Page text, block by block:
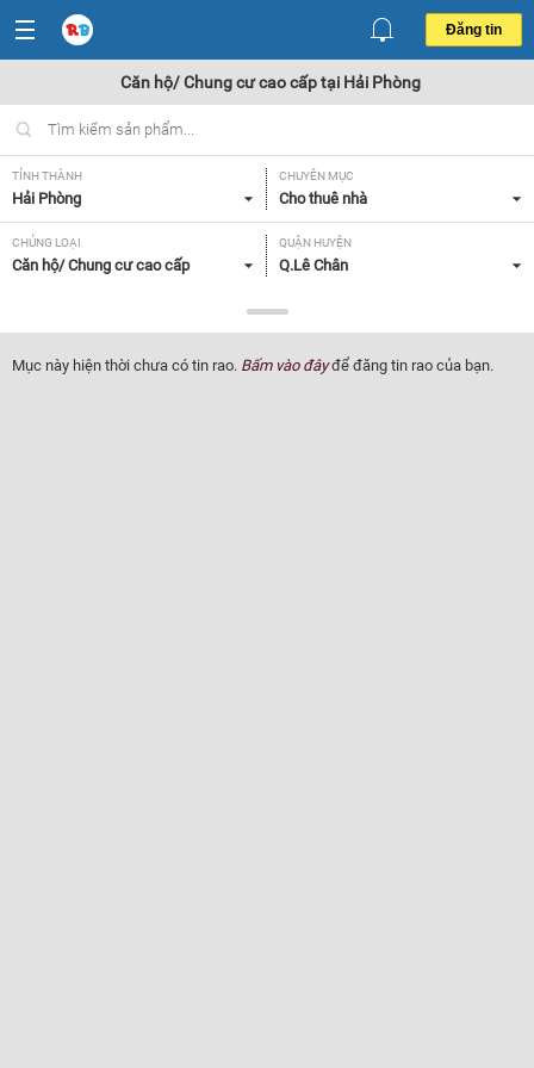
Đăng tin
Căn hộ/ Chung cư cao cấp tại Hải Phòng
TỈNH THÀNH
Hải Phòng
CHUYÊN MỤC
Cho thuê nhà
CHỦNG LOẠI
Căn hộ/ Chung cư cao cấp
QUẬN HUYỆN
Q.Lê Chân
Tất cả
DIỆN TÍCH
Tất cả
SỐ PHÒNG NGỦ ĐỒ DÙNG TRONG NHÀ
Mục này hiện thời chưa có tin rao. Bấm vào đâyđể đăng tin rao của bạn.